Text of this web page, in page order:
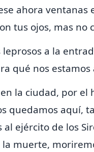
ahora ventanas
tus ojos, mas no
a la
qué nos
la ciudad, por el
quedamos aquí,
ejército de los
muerte,